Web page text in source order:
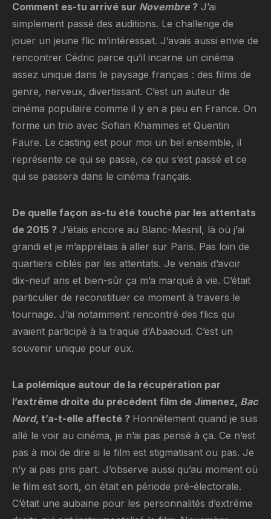
Comment es-tu arrivé sur Novembre ? J’ai
simplement passé des auditions. Le challenge de
jouer un jeune flic m’intéressait. J’avais aussi envie de
rencontrer Cédric parce qu’il incarne un cinéma
assez unique dans le paysage français : des films de
genre, nerveux, divertissant. C’est un auteur de
cinéma populaire comme il y en a peu en France. On
forme un trio avec Sofian Khammes et Quentin
Faure. Le casting est pour moi un bel ensemble, il
représente ce qui se passe, ce qui s’est passé et ce
qui se passera dans le cinéma français.
De quelle façon as-tu été touché par les attentats
de 2015 ? J’étais encore au Blanc-Mesnil, là où j’ai
grandi et je m’apprétais à aller sur Paris. Pas loin de
quartiers ciblés par les attentats. Je venais d’avoir
dix-neuf ans et bien-sûr ça m’a marqué à vie. C’était
particulier de reconstituer ce moment à travers le
tournage. J’ai notamment rencontré des flics qui
avaient participé à la traque d’Abaaoud. C’est un
souvenir unique pour eux.
La polémique autour de la récupération par
l’extrême droite du précédent film de Jimenez, Bac
Nord, t’a-t-elle affecté ? Honnêtement quand je suis
allé le voir au cinéma, je n’ai pas pensé à ça. Ce n’est
pas à moi de dire si le film est stigmatisant ou pas. Je
n’y ai pas pris part. J’observe aussi qu’au moment où
le film est sorti, on était en période pré-électorale.
C’était une aubaine pour les personnalités d’extrême